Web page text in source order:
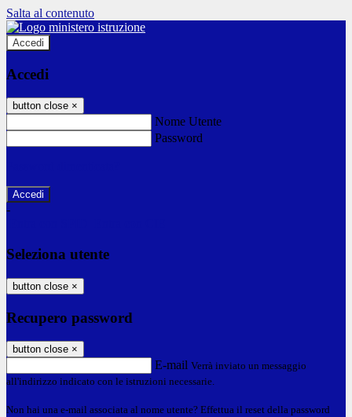
Salta al contenuto
Accedi
Accedi
button close ×
Nome Utente
Password
-
Seleziona utente
button close ×
Recupero password
button close ×
E-mail Verrà inviato un messaggio
all'indirizzo indicato con le istruzioni necessarie.
Non hai una e-mail associata al nome utente? Effettua il reset della password